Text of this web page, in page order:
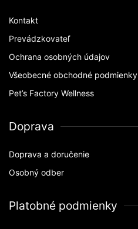
Kontakt
Prevádzkovateľ
Ochrana osobných údajov
Všeobecné obchodné podmienky
Pet’s Factory Wellness
Doprava
Doprava a doručenie
Osobný odber
Platobné podmienky